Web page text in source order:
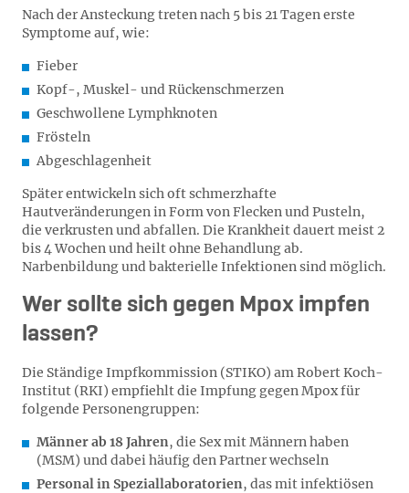
Nach der Ansteckung treten nach 5 bis 21 Tagen erste
Symptome auf, wie:
Fieber
Kopf-, Muskel- und Rückenschmerzen
Geschwollene Lymphknoten
Frösteln
Abgeschlagenheit
Später entwickeln sich oft schmerzhafte
Hautveränderungen in Form von Flecken und Pusteln,
die verkrusten und abfallen. Die Krankheit dauert meist 2
bis 4 Wochen und heilt ohne Behandlung ab.
Narbenbildung und bakterielle Infektionen sind möglich.
Wer sollte sich gegen Mpox impfen
lassen?
Die Ständige Impfkommission (STIKO) am Robert Koch-
Institut (RKI) empfiehlt die Impfung gegen Mpox für
folgende Personengruppen:
Männer ab 18 Jahren, die Sex mit Männern haben
(MSM) und dabei häufig den Partner wechseln
Personal in Speziallaboratorien, das mit infektiösen